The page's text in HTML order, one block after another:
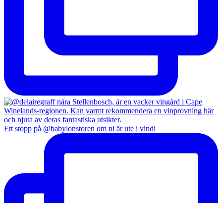
Ett stopp på @babylonstoren om ni är ute i vindi